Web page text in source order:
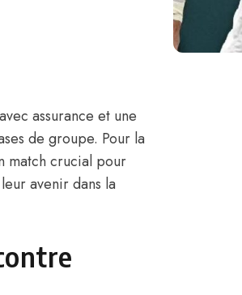
assurance et une
de groupe. Pour la
match crucial pour
avenir dans la